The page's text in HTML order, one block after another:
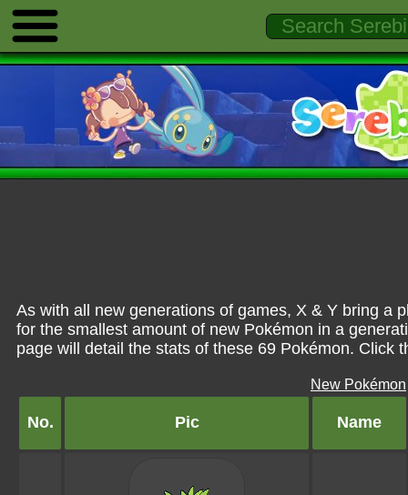
As with all new generations of games, X & Y bring a
for the smallest amount of new Pokémon in a
page will detail the stats of these 69 Pokémon. Click
New Pokémon
No. Pic Name